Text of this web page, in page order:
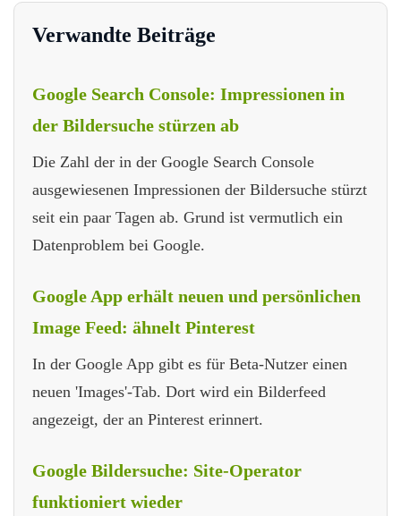
Verwandte Beiträge
Google Search Console: Impressionen in
der Bildersuche stürzen ab
Die Zahl der in der Google Search Console
ausgewiesenen Impressionen der Bildersuche stürzt
seit ein paar Tagen ab. Grund ist vermutlich ein
Datenproblem bei Google.
Google App erhält neuen und persönlichen
Image Feed: ähnelt Pinterest
In der Google App gibt es für Beta-Nutzer einen
neuen 'Images'-Tab. Dort wird ein Bilderfeed
angezeigt, der an Pinterest erinnert.
Google Bildersuche: Site-Operator
funktioniert wieder